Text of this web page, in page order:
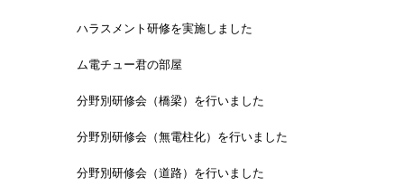
ハラスメント研修を実施しました
ム電チュー君の部屋
分野別研修会（橋梁）を行いました
分野別研修会（無電柱化）を行いました
分野別研修会（道路）を行いました